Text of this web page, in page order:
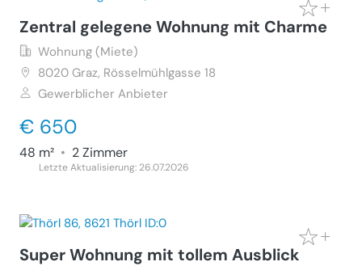
Zentral gelegene Wohnung mit Charme
Wohnung (Miete)
8020 Graz, Rösselmühlgasse 18
Gewerblicher Anbieter
€ 650
48 m² • 2 Zimmer
Letzte Aktualisierung: 26.07.2026
Super Wohnung mit tollem Ausblick